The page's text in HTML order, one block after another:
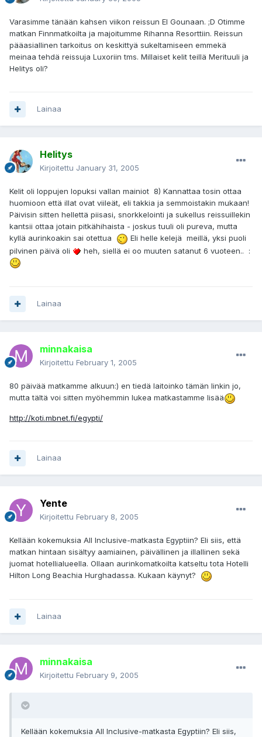
Varasimme tänään kahsen viikon reissun El Gounaan. ;D Otimme
matkan Finnmatkoilta ja majoitumme Rihanna Resorttiin. Reissun
pääasiallinen tarkoitus on keskittyä sukeltamiseen emmekä
meinaa tehdä reissuja Luxoriin tms. Millaiset kelit teillä Merituuli ja
Helitys oli?
Lainaa
Helitys
Kirjoitettu January 31, 2005
Kelit oli loppujen lopuksi vallan mainiot 8) Kannattaa tosin ottaa
huomioon että illat ovat viileät, eli takkia ja semmoistakin mukaan!
Päivisin sitten hellettä piisasi, snorkkelointi ja sukellus reissuillekin
kantsii ottaa jotain pitkähihaista - joskus tuuli oli pureva, mutta
kyllä aurinkoakin sai otettua
Eli helle kelejä meillä, yksi puoli
pilvinen päivä oli
heh, siellä ei oo muuten satanut 6 vuoteen.. :
Lainaa
minnakaisa
Kirjoitettu February 1, 2005
80 päivää matkamme alkuun:) en tiedä laitoinko tämän linkin jo,
mutta tältä voi sitten myöhemmin lukea matkastamme lisää
http://koti.mbnet.fi/egypti/
Lainaa
Yente
Kirjoitettu February 8, 2005
Kellään kokemuksia All Inclusive-matkasta Egyptiin? Eli siis, että
matkan hintaan sisältyy aamiainen, päivällinen ja illallinen sekä
juomat hotellialueella. Ollaan aurinkomatkoilta katseltu tota Hotelli
Hilton Long Beachia Hurghadassa. Kukaan käynyt?
Lainaa
minnakaisa
Kirjoitettu February 9, 2005
Kellään kokemuksia All Inclusive-matkasta Egyptiin? Eli siis,